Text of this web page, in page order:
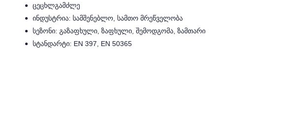
ცეცხლგამძლე
ინდუსტრია: სამშენებლო, სამთო მრეწველობა
სეზონი: გაზაფხული, ზაფხული, შემოდგომა, ზამთარი
სტანდარტი: EN 397, EN 50365